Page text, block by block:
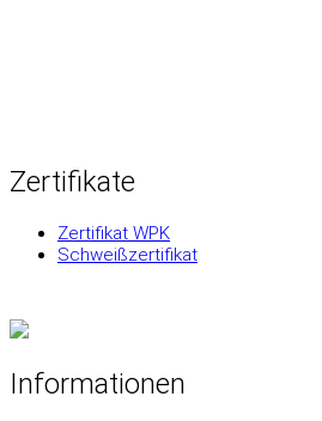
Zertifikate
Zertifikat WPK
Schweißzertifikat
Informationen